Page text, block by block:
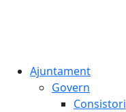
Ajuntament
Govern
Consistori